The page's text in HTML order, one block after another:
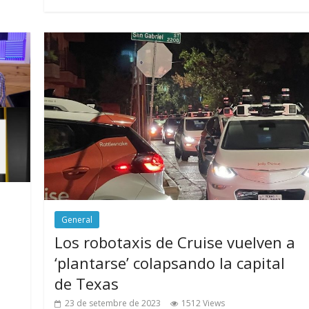
General
Los robotaxis de Cruise vuelven a
‘plantarse’ colapsando la capital
de Texas
23 de setembre de 2023 1512 Views